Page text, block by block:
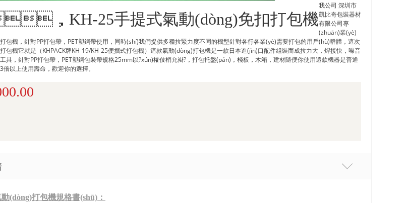
，KH-25手提式氣動(dòng)免扣打包機
我公司 深圳市
凱比奇包裝器材
有限公司專
(zhuān)業(yè)
機，針對PP打包帶，PET塑鋼帶使用，同時(shí)我們提供多種拉緊力度不同的機型針對各行各業(yè)需要打包的用戶(hù)群體，這次
包機它就是（KHPACK牌KH-19/KH-25便攜式打包機）這款氣動(dòng)打包機是一款日本進(jìn)口配件組裝而成拉力大，焊接快，噪音
具，針對PP打包帶，PET塑鋼包裝帶規格25mm以?xún)榷伎梢允褂?，打包托盤(pán)，棧板，木箱，建材隨便你使用這款機器是普通
使用壽命，歡迎你的選擇。
(dòng)打包機規格書(shū)：